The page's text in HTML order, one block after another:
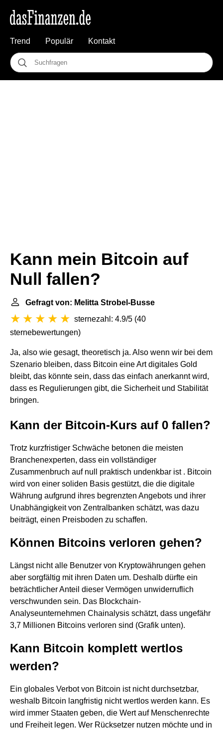
Trend Populär Kontakt
Kann mein Bitcoin auf
Null fallen?
Gefragt von: Melitta Strobel-Busse
sternezahl: 4.9/5 (40
sternebewertungen)
Ja, also wie gesagt, theoretisch ja. Also wenn wir bei dem
Szenario bleiben, dass Bitcoin eine Art digitales Gold
bleibt, das könnte sein, dass das einfach anerkannt wird,
dass es Regulierungen gibt, die Sicherheit und Stabilität
bringen.
Kann der Bitcoin-Kurs auf 0 fallen?
Trotz kurzfristiger Schwäche betonen die meisten
Branchenexperten, dass ein vollständiger
Zusammenbruch auf null praktisch undenkbar ist . Bitcoin
wird von einer soliden Basis gestützt, die die digitale
Währung aufgrund ihres begrenzten Angebots und ihrer
Unabhängigkeit von Zentralbanken schätzt, was dazu
beiträgt, einen Preisboden zu schaffen.
Können Bitcoins verloren gehen?
Längst nicht alle Benutzer von Kryptowährungen gehen
aber sorgfältig mit ihren Daten um. Deshalb dürfte ein
beträchtlicher Anteil dieser Vermögen unwiderruflich
verschwunden sein. Das Blockchain-
Analyseunternehmen Chainalysis schätzt, dass ungefähr
3,7 Millionen Bitcoins verloren sind (Grafik unten).
Kann Bitcoin komplett wertlos
werden?
Ein globales Verbot von Bitcoin ist nicht durchsetzbar,
weshalb Bitcoin langfristig nicht wertlos werden kann. Es
wird immer Staaten geben, die Wert auf Menschenrechte
und Freiheit legen. Wer Rücksetzer nutzen möchte und in